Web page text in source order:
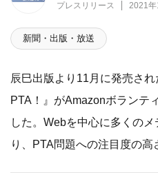
プレスリリース 2021
新聞・出版・放送
辰巳出版より11月に発売さ
PTA！』がAmazonボランテ
した。Webを中心に多くの
り、PTA問題への注目度の高